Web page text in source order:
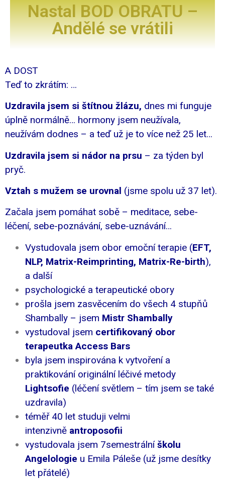
Nastal BOD OBRATU –
Andělé se vrátili
A DOST
Teď to zkrátím: …
Uzdravila jsem si štítnou žlázu, dnes mi funguje
úplně normálně… hormony jsem neužívala,
neužívám dodnes – a teď už je to více než 25 let…
Uzdravila jsem si nádor na prsu – za týden byl
pryč.
Vztah s mužem se urovnal (jsme spolu už 37 let).
Začala jsem pomáhat sobě – meditace, sebe-
léčení, sebe-poznávání, sebe-uznávání…
Vystudovala jsem obor emoční terapie (EFT,
NLP, Matrix-Reimprinting, Matrix-Re-birth),
a další
psychologické a terapeutické obory
prošla jsem zasvěcením do všech 4 stupňů
Shambally – jsem Mistr Shambally
vystudoval jsem certifikovaný obor
terapeutka Access Bars
byla jsem inspirována k vytvoření a
praktikování originální léčivé metody
Lightsofie (léčení světlem – tím jsem se také
uzdravila)
téměř 40 let studuji velmi
intenzivně antroposofii
vystudovala jsem 7semestrálníškolu
Angelologie u Emila Páleše (už jsme desítky
let přátelé)